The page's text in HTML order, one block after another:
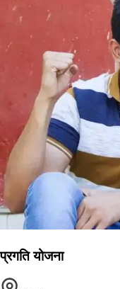
प्रगति योजना